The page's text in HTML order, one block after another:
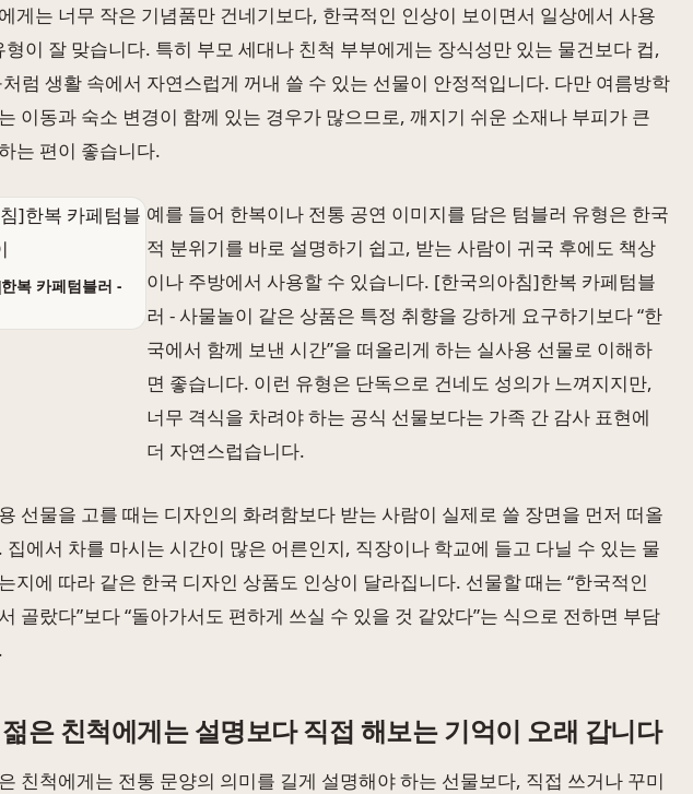
게는 너무 작은 기념품만 건네기보다, 한국적인 인상이 보이면서 일상에서 사용
형이 잘 맞습니다. 특히 부모 세대나 친척 부부에게는 장식성만 있는 물건보다 컵,
럼 생활 속에서 자연스럽게 꺼내 쓸 수 있는 선물이 안정적입니다. 다만 여름방학
이동과 숙소 변경이 함께 있는 경우가 많으므로, 깨지기 쉬운 소재나 부피가 큰
는 편이 좋습니다.
예를 들어 한복이나 전통 공연 이미지를 담은 텀블러 유형은 한국
적 분위기를 바로 설명하기 쉽고, 받는 사람이 귀국 후에도 책상
이나 주방에서 사용할 수 있습니다. [한국의아침]한복 카페텀블
러 - 사물놀이 같은 상품은 특정 취향을 강하게 요구하기보다 “한
국에서 함께 보낸 시간”을 떠올리게 하는 실사용 선물로 이해하
면 좋습니다. 이런 유형은 단독으로 건네도 성의가 느껴지지만,
너무 격식을 차려야 하는 공식 선물보다는 가족 간 감사 표현에
더 자연스럽습니다.
복 카페텀블러 -
선물을 고를 때는 디자인의 화려함보다 받는 사람이 실제로 쓸 장면을 먼저 떠올
집에서 차를 마시는 시간이 많은 어른인지, 직장이나 학교에 들고 다닐 수 있는 물
지에 따라 같은 한국 디자인 상품도 인상이 달라집니다. 선물할 때는 “한국적인
골랐다”보다 “돌아가서도 편하게 쓰실 수 있을 것 같았다”는 식으로 전하면 부담
은 친척에게는 설명보다 직접 해보는 기억이 오래 갑니다
친척에게는 전통 문양의 의미를 길게 설명해야 하는 선물보다, 직접 쓰거나 꾸미